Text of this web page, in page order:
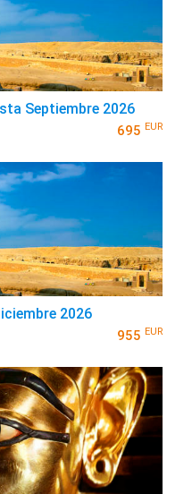
Septiembre 2026
695 EUR
2026
955 EUR